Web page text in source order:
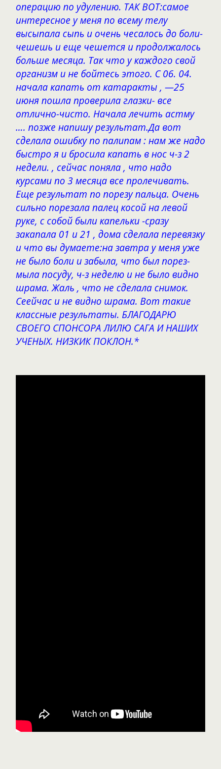
операцию по удулению. ТАК ВОТ:самое
интересное у меня по всему телу
высыпала сыпь и очень чесалось до боли-
чешешь и еще чешется и продолжалось
больше месяца. Так что у каждого свой
организм и не бойтесь этого. С 06. 04.
начала капать от катаракты , —25
июня пошла проверила глазки- все
отлично-чисто. Начала лечить астму
…. позже напишу результат.Да вот
сделала ошибку по палипам : нам же надо
быстро я и бросила капать в нос ч-з 2
недели. , сейчас поняла , что надо
курсами по 3 месяца все пролечивать.
Еще результат по порезу пальца. Очень
сильно порезала палец косой на левой
руке, с собой были капельки -сразу
закапала 01 и 21 , дома сделала перевязку
и что вы думаете:на завтра у меня уже
не было боли и забыла, что был порез-
мыла посуду, ч-з неделю и не было видно
шрама. Жаль , что не сделала снимок.
Сеейчас и не видно шрама. Вот такие
классные результаты. БЛАГОДАРЮ
СВОЕГО СПОНСОРА ЛИЛЮ САГА И НАШИХ
УЧЕНЫХ. НИЗКИК ПОКЛОН.*